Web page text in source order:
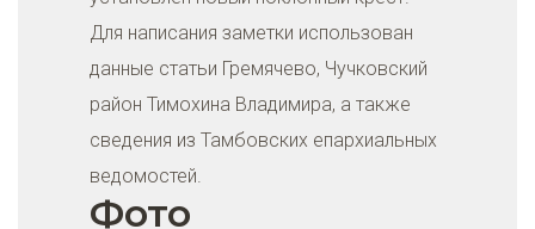
Для написания заметки использован
данные статьи Гремячево, Чучковский
район Тимохина Владимира, а также
сведения из Тамбовских епархиальных
ведомостей.
Фото